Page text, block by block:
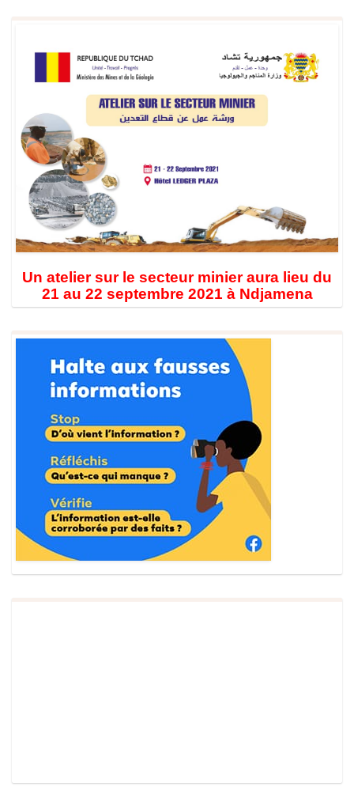
Un atelier sur le secteur minier aura lieu du
21 au 22 septembre 2021 à Ndjamena